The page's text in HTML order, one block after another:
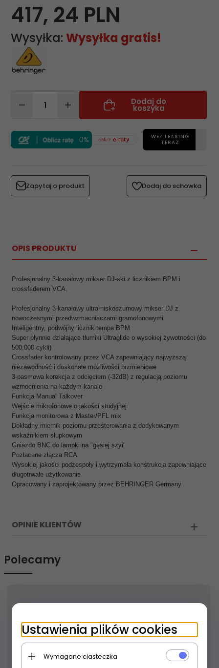
417, 24 PLN
Wysyłka: Wysyłka gratis!
Dodaj do
koszyka
0%
WEŹ LEASING
TERAZ
Zapytaj o produkt Dodaj do schowka
OPIS PRODUKTU
Profesjonalny 3-kanałowy mikser DJ-ski z licznikiem BPM i
crossfaderem VCA.
Profesjonalny 3-kanałowy ultra-niskoszumowy mikser DJ z
nowoczesnymi przedwzmacniaczami gramofonowymi
Inteligentny, podwójny licznik tempa BPM
Super płynnie działające tłumiki Ultraglide o wysokiej żywotności (do
500.000 cykli)
Crossfader kontrolowany przez VCA zapewniający najwyższą
niezawodność i doskonałe możliwości brzmieniowe
3-pasmowa korekcja z odcięciem (-32dB) z regulacją poziomu
wzmocnienia na każdym kanale
Funkcja Manual Talkover
Wejście mikrofonowe o jakości studyjnej
Funkcja monitorowa z Master/PFL mix
Dokładny miernik poziomu przesterowania z dedykowanym
wskaźnikiem słupkowym
Gniazdo BNC do lampki na "gęsiej szyi"
Pozłacane złącza RCA
Wysokiej jakości podzespoły i wytrzymała konstrukcja zapewniające
długotrwałe użytkowanie
Opracowany i zaprojektowany przez BEHRINGER Germany
OPINIE KLIENTÓW
Polecamy
Ustawienia plików cookies
Wymagane ciasteczka